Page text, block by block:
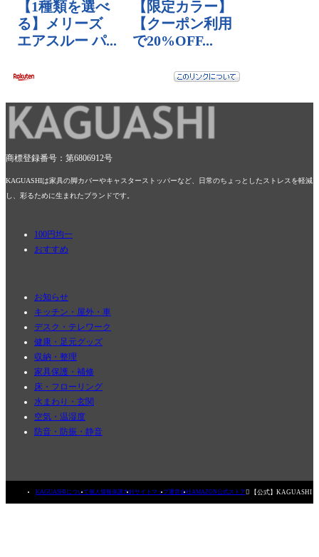
商標登録番号：第6806912号
KAGUASHIは家具の脚カバーやキャスターストッパーなど、日常のちょっとしたストレスを軽減
し、彩るために生まれたブランドです。
100円均一
おすすめ
お知らせ
キッチン・屋外・車
デスク・テレワーク
健康・足元グッズ
収納・整理
家具保護・補修
床・フローリング
水まわり・玄関
空気・温湿度
防音・防振・静音
KAGUASHIについて個人情報保護方針サイトマップ運営会社AMAZON公式ストア 【公式】KAGUASHI